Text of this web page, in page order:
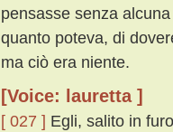
pensasse senza
quanto poteva, di
ma ciò era niente.
[Voice: lauretta ]
[ 027 ] Egli, salito in